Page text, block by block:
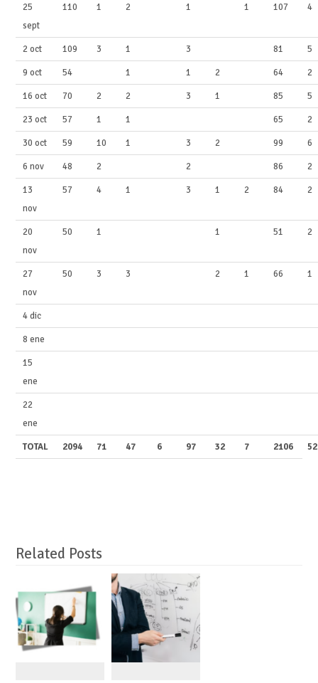
25
sept
110 1 2 1 1 107 4
2 oct 109 3 1 3 81 5
9 oct 54 1 1 2 64 2
16 oct 70 2 2 3 1 85 5
23 oct 57 1 1 65 2
30 oct 59 10 1 3 2 99 6
6 nov 48 2 2 86 2
13
nov
57 4 1 3 1 2 84 2
20
nov
50 1 1 51 2
27
nov
50 3 3 2 1 66 1
4 dic
8 ene
15
ene
22
ene
TOTAL 2094 71 47 6 97 32 7 2106 52
Related Posts